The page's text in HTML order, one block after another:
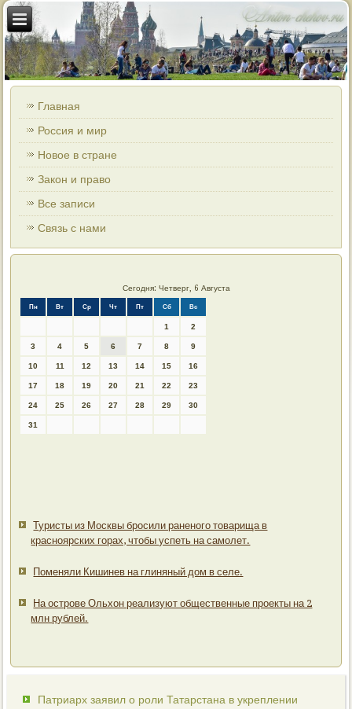
Главная
Россия и мир
Новое в стране
Закон и право
Все записи
Связь с нами
Сегодня: Четверг, 6 Августа
Пн Вт Ср Чт Пт Сб Вс
1 2
3 4 5 6 7 8 9
10 11 12 13 14 15 16
17 18 19 20 21 22 23
24 25 26 27 28 29 30
31
Туристы из Москвы бросили раненого товарища в
красноярских горах, чтобы успеть на самолет.
Поменяли Кишинев на глиняный дом в селе.
На острове Ольхон реализуют общественные проекты на 2
млн рублей.
Патриарх заявил о роли Татарстана в укреплении